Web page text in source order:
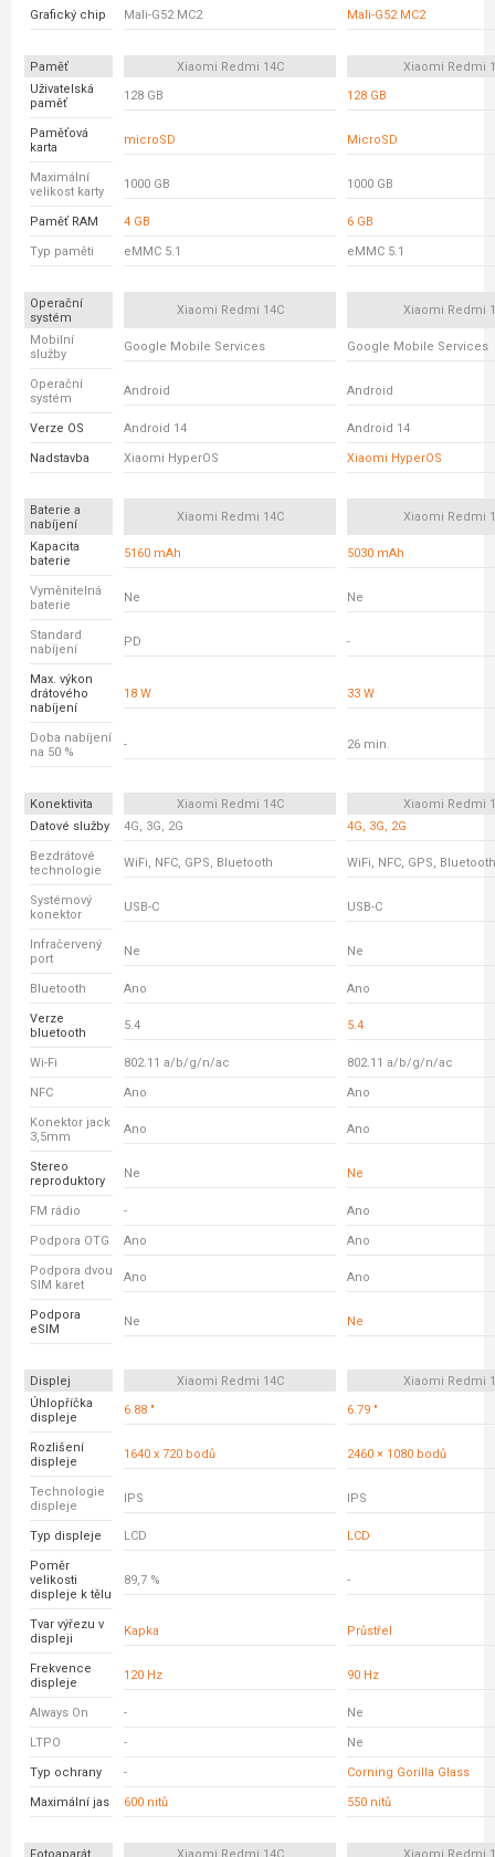
Grafický chip Mali-G52 MC2 Mali-G52 MC2
Paměť Xiaomi Redmi 14C
Xiaomi Redmi
Uživatelská
paměť
128 GB 128 GB
Paměťová
karta
microSD MicroSD
Maximální
velikost karty
1000 GB 1000 GB
Paměť RAM 4 GB 6 GB
Typ paměti eMMC 5.1 eMMC 5.1
Operační
systém
Xiaomi Redmi 14C Xiaomi Redmi
Mobilní
služby
Google Mobile Services Google Mobile Services
Operační
systém
Android Android
Verze OS Android 14 Android 14
Nadstavba Xiaomi HyperOS Xiaomi HyperOS
Baterie a
nabíjení
Xiaomi Redmi 14C Xiaomi Redmi
Kapacita
baterie
5160 mAh 5030 mAh
Vyměnitelná
baterie
Ne Ne
Standard
nabíjení
PD -
Max. výkon
drátového
nabíjení
18 W 33 W
Doba nabíjení
na 50 %
- 26 min.
Konektivita Xiaomi Redmi 14C
Xiaomi Redmi
Datové služby
4G, 3G, 2G 4G, 3G, 2G
Bezdrátové
technologie
WiFi, NFC, GPS, Bluetooth WiFi, NFC, GPS, Bluetooth
Systémový
konektor
USB-C USB-C
Infračervený
port
Ne Ne
Bluetooth Ano Ano
Verze
bluetooth
5.4 5.4
Wi-Fi 802.11 a/b/g/n/ac 802.11 a/b/g/n/ac
NFC Ano Ano
Konektor jack
3,5mm
Ano Ano
Stereo
reproduktory
Ne Ne
FM rádio - Ano
Podpora OTG Ano Ano
Podpora dvou
SIM karet
Ano Ano
Podpora
eSIM
Ne Ne
Displej Xiaomi Redmi 14C
Xiaomi Redmi
Úhlopříčka
displeje
6.88 " 6.79 "
Rozlišení
displeje
1640 x 720 bodů 2460 × 1080 bodů
Technologie
displeje
IPS IPS
Typ displeje LCD LCD
Poměr
velikosti
displeje k tělu
89,7 % -
Tvar výřezu v
displeji
Kapka Průstřel
Frekvence
displeje
120 Hz 90 Hz
Always On - Ne
LTPO - Ne
Typ ochrany - Corning Gorilla Glass
Maximální jas 600 nitů 550 nitů